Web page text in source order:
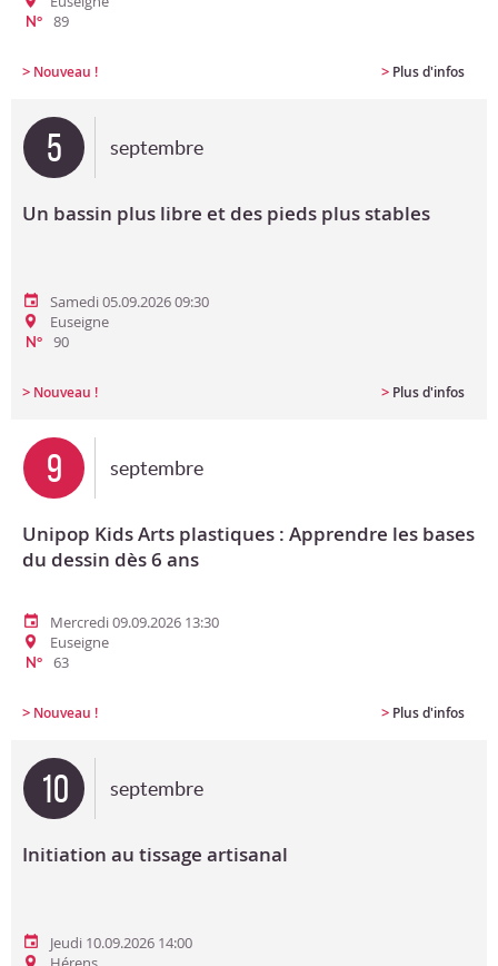
N° 89
> Nouveau ! > Plus d'infos
5 septembre
Un bassin plus libre et des pieds plus stables
Samedi 05.09.2026 09:30
Euseigne
N° 90
> Nouveau ! > Plus d'infos
9 septembre
Unipop Kids Arts plastiques : Apprendre les bases
du dessin dès 6 ans
Mercredi 09.09.2026 13:30
Euseigne
N° 63
> Nouveau ! > Plus d'infos
10 septembre
Initiation au tissage artisanal
Jeudi 10.09.2026 14:00